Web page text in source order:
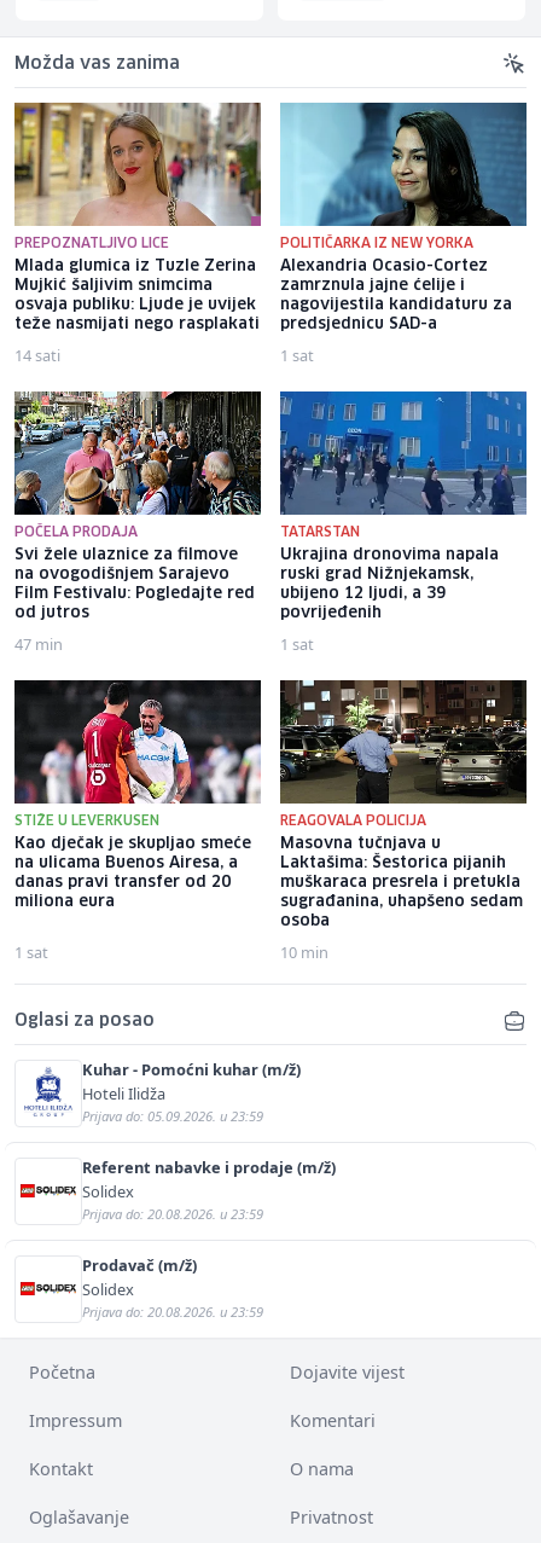
Možda vas zanima
PREPOZNATLJIVO LICE
Mlada glumica iz Tuzle Zerina
Mujkić šaljivim snimcima
osvaja publiku: Ljude je uvijek
teže nasmijati nego rasplakati
14 sati
POLITIČARKA IZ NEW YORKA
Alexandria Ocasio-Cortez
zamrznula jajne ćelije i
nagovijestila kandidaturu za
predsjednicu SAD-a
1 sat
POČELA PRODAJA
Svi žele ulaznice za filmove
na ovogodišnjem Sarajevo
Film Festivalu: Pogledajte red
od jutros
47 min
TATARSTAN
Ukrajina dronovima napala
ruski grad Nižnjekamsk,
ubijeno 12 ljudi, a 39
povrijeđenih
1 sat
STIŽE U LEVERKUSEN
Kao dječak je skupljao smeće
na ulicama Buenos Airesa, a
danas pravi transfer od 20
miliona eura
1 sat
REAGOVALA POLICIJA
Masovna tučnjava u
Laktašima: Šestorica pijanih
muškaraca presrela i pretukla
sugrađanina, uhapšeno sedam
osoba
10 min
Oglasi za posao
Kuhar - Pomoćni kuhar (m/ž)
Hoteli Ilidža
Prijava do: 05.09.2026. u 23:59
Referent nabavke i prodaje (m/ž)
Solidex
Prijava do: 20.08.2026. u 23:59
Prodavač (m/ž)
Solidex
Prijava do: 20.08.2026. u 23:59
Početna Dojavite vijest
Impressum Komentari
Kontakt O nama
Oglašavanje Privatnost